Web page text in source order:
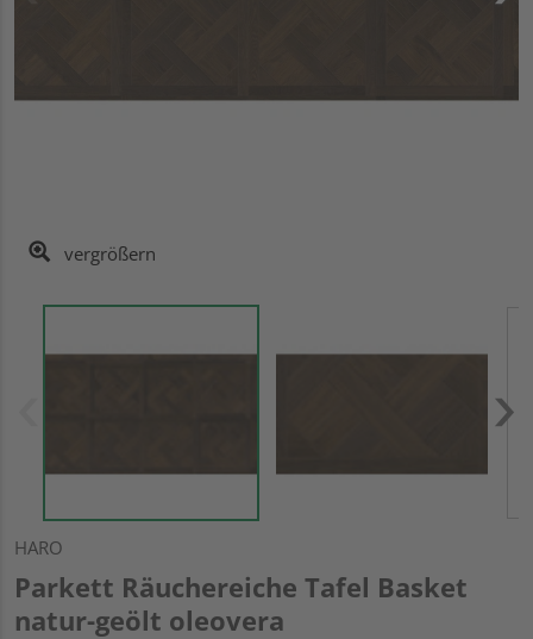
vergrößern
HARO
Parkett Räuchereiche Tafel Basket
natur-geölt oleovera